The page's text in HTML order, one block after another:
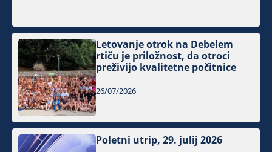
Letovanje otrok na Debelem
rtiču je priložnost, da otroci
preživijo kvalitetne počitnice
26/07/2026
Poletni utrip, 29. julij 2026